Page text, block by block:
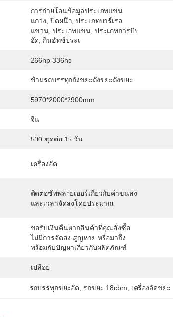
การถ่ายโอนข้อมูลประเภทแขน
แกว่ง, ปิดผนึก, ประเภทบาร์เรล
แขวน, ประเภทแขน, ประเภทการบีบ
อัด, กินฮัทช์ประเ
266hp 336hp
ข้ามรถบรรทุกถังขยะถังขยะถังขยะ
5970*2000*2900mm
จีน
500 ชุดต่อ 15 วัน
เครื่องอัด
ติดต่อซัพพลายเออร์เกี่ยวกับค่าขนส่ง
และเวลาจัดส่งโดยประมาณ
ขอรับเงินคืนหากสินค้าที่คุณสั่งซื้อ
ไม่มีการจัดส่ง สูญหาย หรือมาถึง
พร้อมกับปัญหาเกี่ยวกับผลิตภัณฑ์
เปลือย
รถบรรทุกขยะอัด รถขยะ 18cbm เครื่องอัดขยะ